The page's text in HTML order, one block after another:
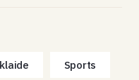
Sports